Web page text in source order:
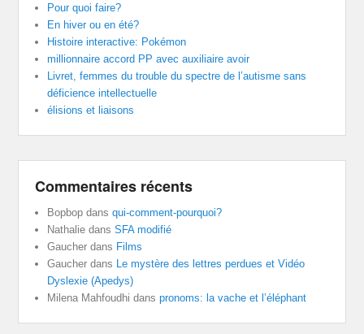
Pour quoi faire?
En hiver ou en été?
Histoire interactive: Pokémon
millionnaire accord PP avec auxiliaire avoir
Livret, femmes du trouble du spectre de l’autisme sans
déficience intellectuelle
élisions et liaisons
Commentaires récents
Bopbop dansqui-comment-pourquoi?
Nathalie dansSFA modifié
Gaucher dans Films
Gaucher dans Le mystère des lettres perdues et Vidéo
Dyslexie (Apedys)
Milena Mahfoudhi danspronoms: la vache et l’éléphant